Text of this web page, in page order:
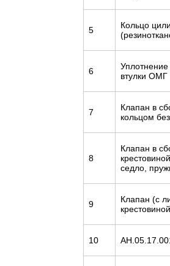
5
Кольцо
6
втулки ОМГ
7
Клапан в
кольцом
8
Клапан в
седло,
9
Клапан (с
10